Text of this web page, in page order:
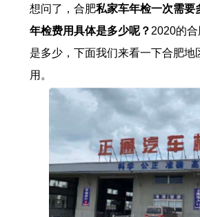
想问了，合肥私家车年检一次需要
年检费用具体是多少呢？ 2020的合
是多少，下面我们来看一下合肥地
用。